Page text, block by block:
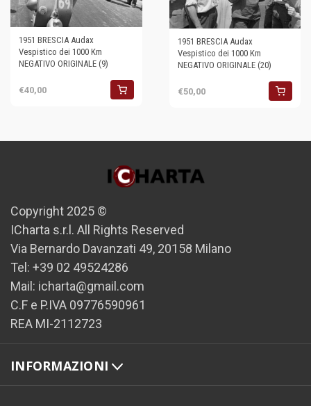
1951 BRESCIA Audax
Vespistico dei 1000 Km
NEGATIVO ORIGINALE (9)
€40,00
1951 BRESCIA Audax
Vespistico dei 1000 Km
NEGATIVO ORIGINALE (20)
€50,00
Copyright 2025 ©
ICharta s.r.l. All Rights Reserved
Via Bernardo Davanzati 49, 20158 Milano
Tel: +39 02 49524286
Mail: icharta@gmail.com
C.F e P.IVA 09776590961
REA MI-2112723
INFORMAZIONI